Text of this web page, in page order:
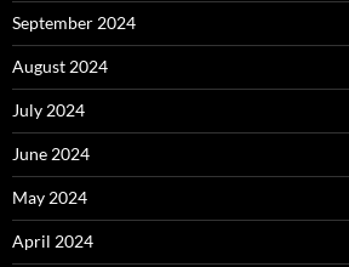
September 2024
August 2024
July 2024
June 2024
May 2024
April 2024